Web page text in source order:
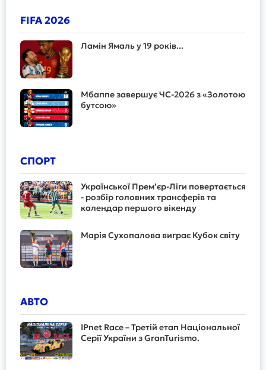
FIFA 2026
Ламін Ямаль у 19 років...
Мбаппе завершує ЧС-2026 з «Золотою
бутсою»
СПОРТ
Української Прем’єр-Ліги повертається
- розбір головних трансферів та
календар першого вікенду
Марія Сухопалова виграє Кубок світу
АВТО
IPnet Race – Третій етап Національної
Серії України з GranTurismo.